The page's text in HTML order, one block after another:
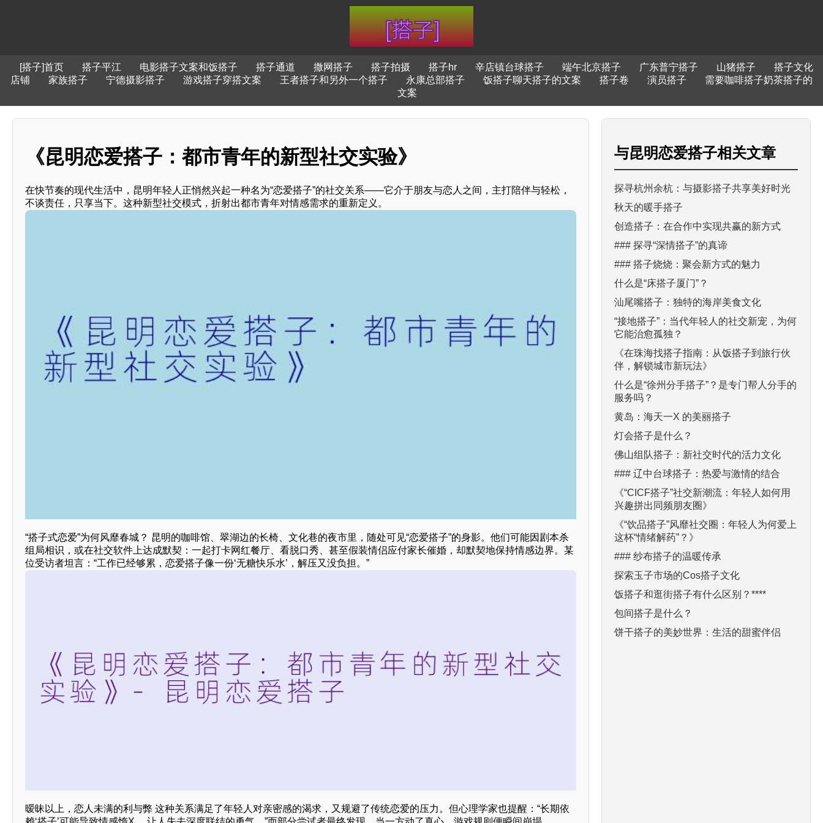
[搭子]首页 搭子平江 电影搭子文案和饭搭子 搭子通道 撒网搭子 搭子拍摄 搭子hr 辛店镇台球搭子 端午北京搭子 广东普宁搭子 山猪搭子
搭子文化
店铺
家族搭子 宁德摄影搭子 游戏搭子穿搭文案 王者搭子和另外一个搭子 永康总部搭子 饭搭子聊天搭子的文案 搭子卷 演员搭子
需要咖啡搭子奶茶搭子的
文案
《昆明恋爱搭子：都市青年的新型社交实验》
在快节奏的现代生活中，昆明年轻人正悄然兴起一种名为“恋爱搭子”的社交关系——它介于朋友与恋人之间，主打陪伴与轻松，
不谈责任，只享当下。这种新型社交模式，折射出都市青年对情感需求的重新定义。
“搭子式恋爱”为何风靡春城？ 昆明的咖啡馆、翠湖边的长椅、文化巷的夜市里，随处可见“恋爱搭子”的身影。他们可能因剧本杀
组局相识，或在社交软件上达成默契：一起打卡网红餐厅、看脱口秀、甚至假装情侣应付家长催婚，却默契地保持情感边界。某
位受访者坦言：“工作已经够累，恋爱搭子像一份‘无糖快乐水’，解压又没负担。”
暧昧以上，恋人未满的利与弊 这种关系满足了年轻人对亲密感的渴求，又规避了传统恋爱的压力。但心理学家也提醒：“长期依
与昆明恋爱搭子相关文章
探寻杭州余杭：与摄影搭子共享美好时光
秋天的暖手搭子
创造搭子：在合作中实现共赢的新方式
### 探寻“深情搭子”的真谛
### 搭子烧烧：聚会新方式的魅力
什么是“床搭子厦门”？
汕尾嘴搭子：独特的海岸美食文化
“接地搭子”：当代年轻人的社交新宠，为何
它能治愈孤独？
《在珠海找搭子指南：从饭搭子到旅行伙
伴，解锁城市新玩法》
什么是“徐州分手搭子”？是专门帮人分手的
服务吗？
黄岛：海天一X 的美丽搭子
灯会搭子是什么？
佛山组队搭子：新社交时代的活力文化
### 辽中台球搭子：热爱与激情的结合
《“CICF搭子”社交新潮流：年轻人如何用
兴趣拼出同频朋友圈》
《“饮品搭子”风靡社交圈：年轻人为何爱上
这杯“情绪解药”？》
### 纱布搭子的温暖传承
探索玉子市场的Cos搭子文化
饭搭子和逛街搭子有什么区别？****
包间搭子是什么？
饼干搭子的美妙世界：生活的甜蜜伴侣